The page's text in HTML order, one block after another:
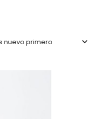
nuevo primero 